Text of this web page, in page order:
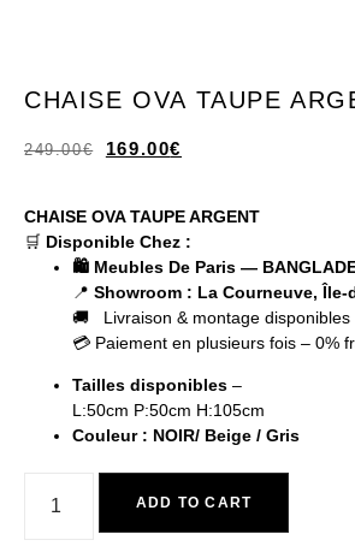
CHAISE OVA TAUPE
249.00€ 169.00€
CHAISE OVA TAUPE ARGENT
🛒 Disponible Chez :
🛍️ Meubles De Paris —
📍 Showroom : La Courneuve, Île-
🚚 Livraison & montage disponibles
💳 Paiement en plusieurs fois – 0%
Tailles disponibles –
L:50cm P:50cm H:105cm
Couleur : NOIR/ Beige / Gris
ADD TO CART